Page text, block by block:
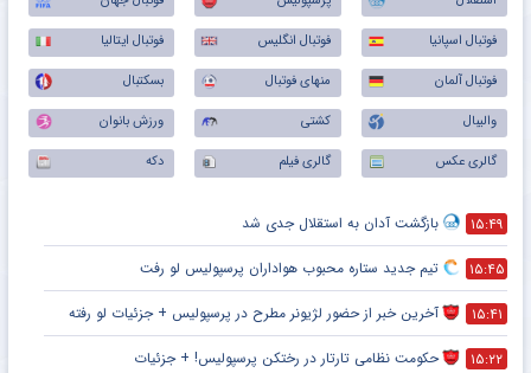
آخرین اخبار ورزشی همه
فوتبال ملی فوتسال
لیگ برتر
استقلال
پرسپولیس
فوتبال اسپانیا
فوتبال انگلیس
فوتبال ایتالیا
فوتبال آلمان
منهای فوتبال
بسکتبال
والیبال